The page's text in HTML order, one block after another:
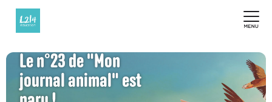
Le n°23 de "Mon
journal animal" est